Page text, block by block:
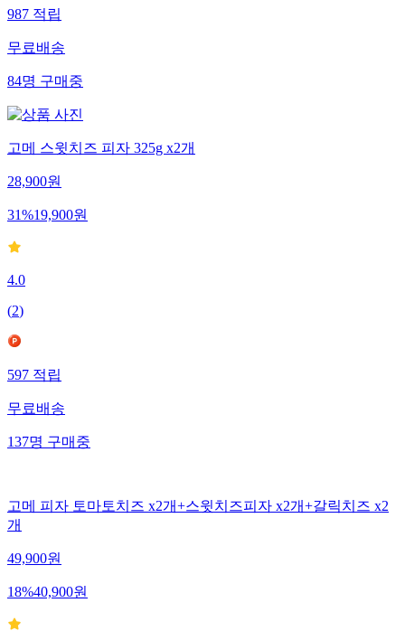
987적립
무료배송
84명구매중
고메 스윗치즈 피자 325g x2개
28,900원
31%19,900원
4.0
(2)
597적립
무료배송
137명구매중
고메 피자 토마토치즈 x2개+스윗치즈피자 x2개+갈릭치즈 x2
개
49,900원
18%40,900원